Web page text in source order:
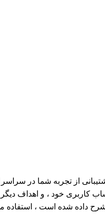
از تجربه شما در
کاربری خود ، و اهداف
داده شده است ، استفاده